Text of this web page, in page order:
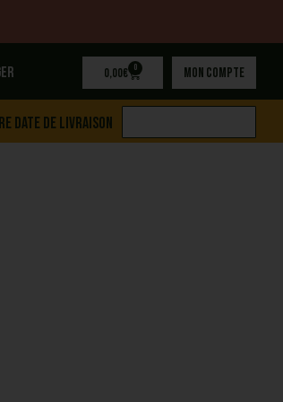
0,00€ 0 Mon compte
date de livraison